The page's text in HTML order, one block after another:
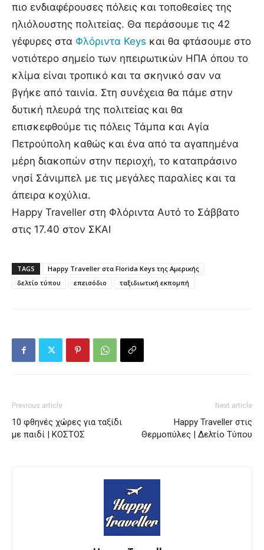
πιο ενδιαφέρουσες πόλεις και τοποθεσίες της
ηλιόλουστης πολιτείας. Θα περάσουμε τις 42
γέφυρες στα Φλόριντα Keys και θα φτάσουμε στο
νοτιότερο σημείο των ηπειρωτικών ΗΠΑ όπου το
κλίμα είναι τροπικό και τα σκηνικό σαν να
βγήκε από ταινία. Στη συνέχεια θα πάμε στην
δυτική πλευρά της πολιτείας και θα
επισκεφθούμε τις πόλεις Τάμπα και Αγία
Πετρούπολη καθώς και ένα από τα αγαπημένα
μέρη διακοπών στην περιοχή, το καταπράσινο
νησί Σάνιμπελ με τις μεγάλες παραλίες και τα
άπειρα κοχύλια.
Happy Traveller στη Φλόριντα Αυτό το Σάββατο
στις 17.40 στον ΣΚΑΙ
TAGS
Happy Traveller στα Florida Keys της Αμερικής
δελτίο τύπου
επεισόδιο ταξιδιωτική εκπομπή
Previous article
10 φθηνές χώρες για ταξίδι
με παιδί | ΚΟΣΤΟΣ
Next article
Happy Traveller στις
Θερμοπύλες | Δελτίο Τύπου